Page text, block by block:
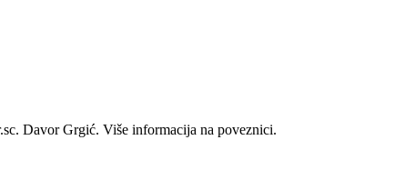
Davor Grgić. Više informacija na poveznici.